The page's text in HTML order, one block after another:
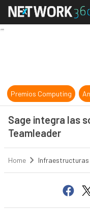
Premios Computing
Sage integra las
Teamleader
Home Infraestructuras